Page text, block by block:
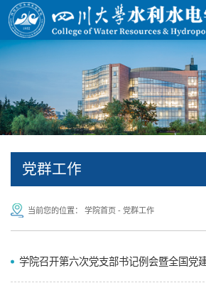
党群工作
当前您的位置： 学院首页 - 党群工作